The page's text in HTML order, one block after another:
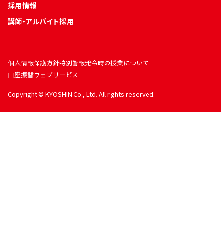
採用情報
講師・アルバイト採用
個人情報保護方針特別警報発令時の授業について
口座振替ウェブサービス
Copyright © KYOSHIN Co., Ltd. All rights reserved.